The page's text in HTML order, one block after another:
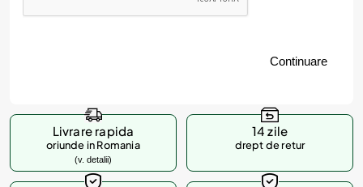
e
r
d
Continuare
Livrare rapida
oriunde in Romania
(v. detalii)
14 zile
drept de retur